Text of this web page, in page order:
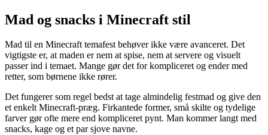
Mad og snacks i Minecraft stil
Mad til en Minecraft temafest behøver ikke være avanceret. Det
vigtigste er, at maden er nem at spise, nem at servere og visuelt
passer ind i temaet. Mange gør det for kompliceret og ender med
retter, som børnene ikke rører.
Det fungerer som regel bedst at tage almindelig festmad og give den
et enkelt Minecraft-præg. Firkantede former, små skilte og tydelige
farver gør ofte mere end kompliceret pynt. Man kommer langt med
snacks, kage og et par sjove navne.